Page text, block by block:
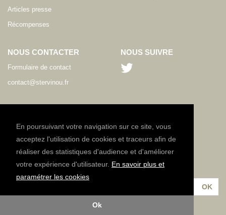
En poursuivant votre navigation sur ce site, vous
acceptez l'utilisation de cookies et traceurs afin de
réaliser des statistiques d'audience et d'améliorer
votre expérience d'utilisateur. En savoir plus et
paramétrer les cookies
Ok
Articles presse
Récompenses
NOUS CONTACTER
Formulaire de contact
contact@stervinou.fr
FR
NOUS SUIVRE
NEWSLETTER
Inscrivez-vous à notre lettre d'information :